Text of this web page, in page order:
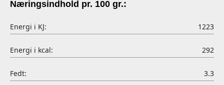
Næringsindhold pr. 100 gr.:
Energi i KJ: 1223
Energi i kcal: 292
Fedt: 3.3